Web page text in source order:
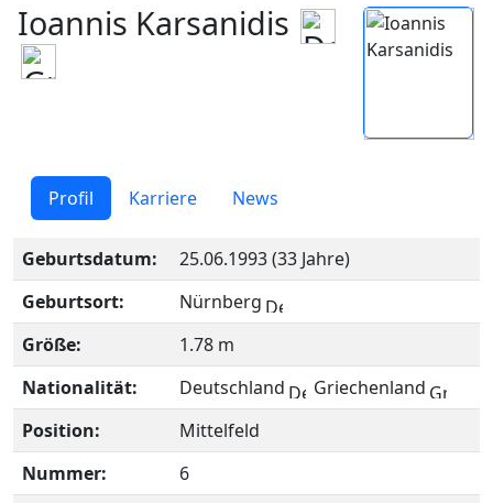
Ioannis Karsanidis
Profil Karriere News
Geburtsdatum:
25.06.1993 (33 Jahre)
Geburtsort:
Nürnberg
Größe:
1.78 m
Nationalität:
Deutschland
Griechenland
Position:
Mittelfeld
Nummer:
6